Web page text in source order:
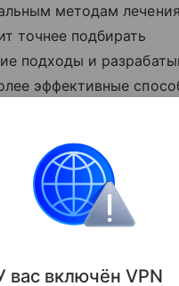
методам
точнее подбирать
подходы и
эффективные
рассказывала
клетки и победили
вас включён VPN